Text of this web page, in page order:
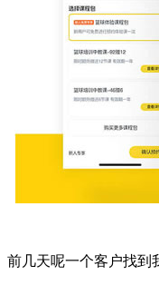
前几天呢一个客户找到